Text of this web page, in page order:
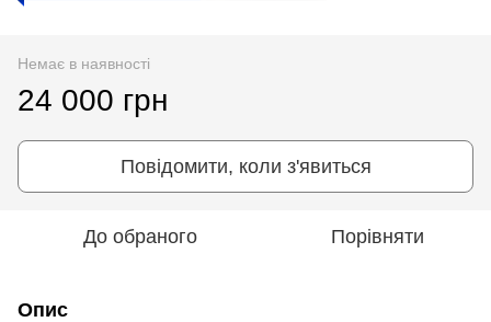
Немає в наявності
24 000 грн
Повідомити, коли з'явиться
До обраного Порівняти
Опис